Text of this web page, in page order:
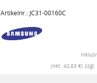
Artikelnr.: JC31-00160C
(net. 42,83 €)